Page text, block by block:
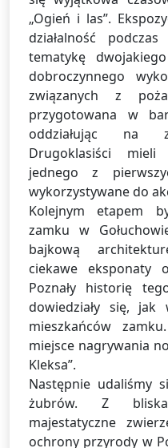
„Ogień i las”.
działalność
tematykę
dobroczynnego
związanych z
przygotowana w
oddziałując na
Drugoklasiści
jednego z
wykorzystywane do
Kolejnym etapem
zamku w
bajkową
ciekawe eksponaty
Poznały historię
dowiedziały się, jak
mieszkańców
miejsce nagrywania
Kleksa”.
Następnie udaliśmy
żubrów. Z
majestatyczne
ochrony przyrody w